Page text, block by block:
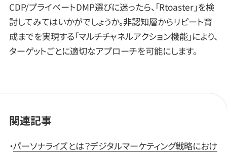
CDP/プライベートDMP選びに迷ったら、「Rtoaster」を検
討してみてはいかがでしょうか。非認知層からリピート育
成までを実現する「マルチチャネルアクション機能」により、
ターゲットごとに適切なアプローチを可能にします。
関連記事
・パーソナライズとは？デジタルマーケティング戦略におけ